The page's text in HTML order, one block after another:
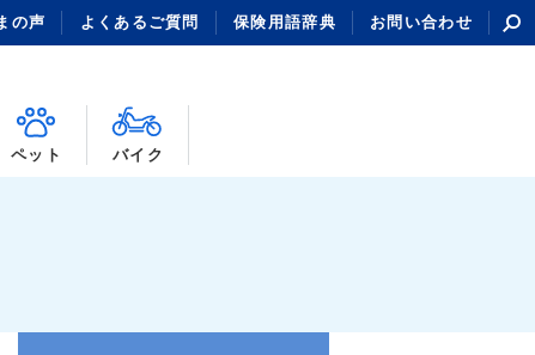
の声 よくあるご質問 保険用語辞典 お問い合わせ
ペット バイク